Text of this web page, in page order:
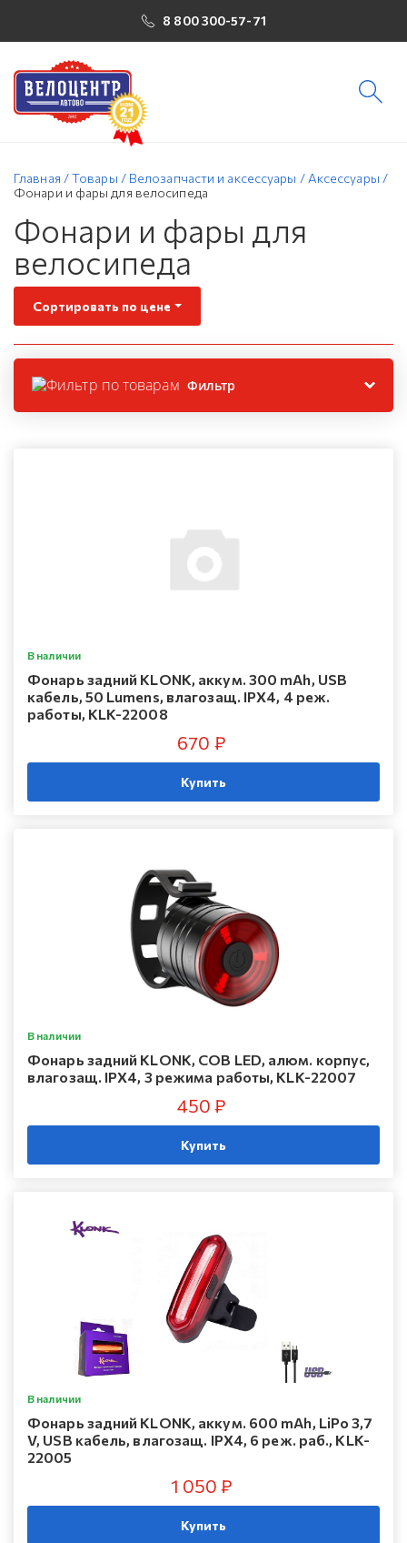
8 800 300-57-71
Главная /Товары / Велозапчасти и аксессуары / Аксессуары /
Фонари и фары для велосипеда
Фонари и фары для
велосипеда
Сортировать по цене
Фильтр
В наличии
Фонарь задний KLONK, аккум. 300 mAh, USB
кабель, 50 Lumens, влагозащ. IPX4, 4 реж.
работы, KLK-22008
670 ₽
Купить
В наличии
Фонарь задний KLONK, COB LED, алюм. корпус,
влагозащ. IPX4, 3 режима работы, KLK-22007
450 ₽
Купить
В наличии
Фонарь задний KLONK, аккум. 600 mAh, LiPo 3,7
V, USB кабель, влагозащ. IPX4, 6 реж. раб., KLK-
22005
1 050 ₽
Купить